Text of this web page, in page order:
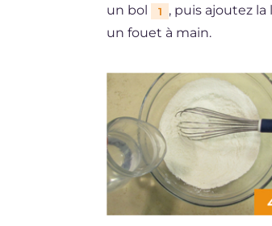
un bol
1 , puis ajoutez la
un fouet à main.